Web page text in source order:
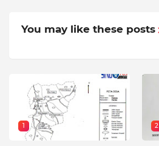
You may like these posts
1 2